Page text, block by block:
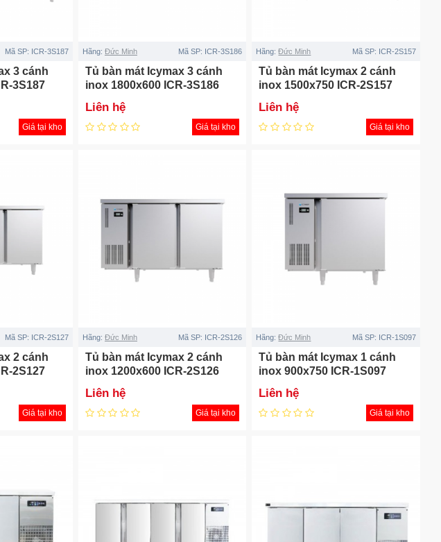
Mã SP: ICR-3S187
3 cánh
3S187
Giá tại kho
Hãng: Đức Minh Mã SP: ICR-3S186
Tủ bàn mát Icymax 3 cánh
inox 1800x600 ICR-3S186
Liên hệ
Giá tại kho
Hãng: Đức Minh Mã SP: ICR-2S157
Tủ bàn mát Icymax 2 cánh
inox 1500x750 ICR-2S157
Liên hệ
Giá tại kho
Mã SP: ICR-2S127
2 cánh
2S127
Giá tại kho
Hãng: Đức Minh Mã SP: ICR-2S126
Tủ bàn mát Icymax 2 cánh
inox 1200x600 ICR-2S126
Liên hệ
Giá tại kho
Hãng: Đức Minh Mã SP: ICR-1S097
Tủ bàn mát Icymax 1 cánh
inox 900x750 ICR-1S097
Liên hệ
Giá tại kho